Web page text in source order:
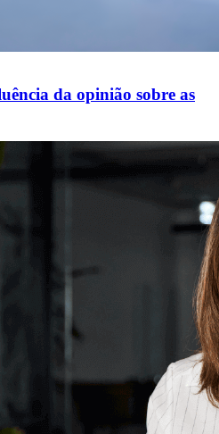
da opinião sobre as